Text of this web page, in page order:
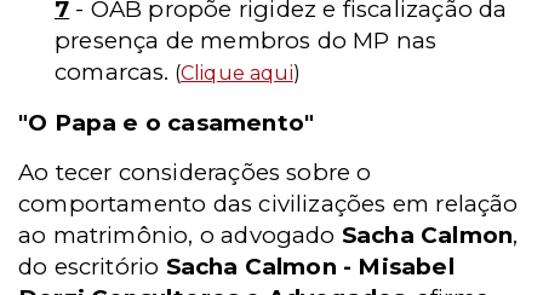
7 - OAB propõe rigidez e fiscalização da
presença de membros do MP nas
comarcas. (Clique aqui)
"O Papa e o casamento"
Ao tecer considerações sobre o
comportamento das civilizações em relação
ao matrimônio, o advogado Sacha Calmon,
do escritório Sacha Calmon - Misabel